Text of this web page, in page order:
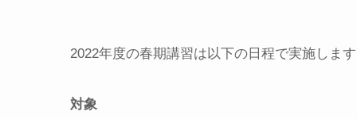
2022年度の春期講習は以下の日程で実施しま
対象